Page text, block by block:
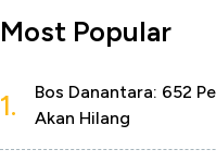
Most Popular
1.
Bos Danantara: 652
Akan Hilang